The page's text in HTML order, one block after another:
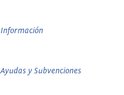
Información
Ayudas y Subvenciones